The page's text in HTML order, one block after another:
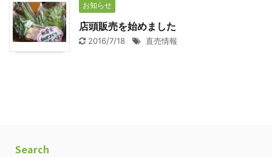
お知らせ
店頭販売を始めました
2016/7/18 直売情報
Search